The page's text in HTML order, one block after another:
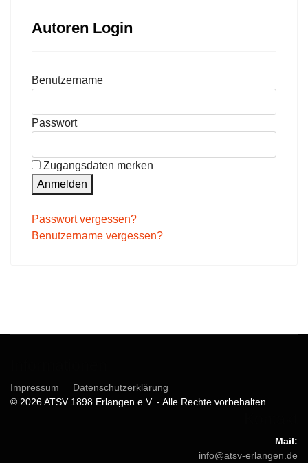
Autoren Login
Benutzername
Passwort
Zugangsdaten merken
Anmelden
Passwort vergessen?
Benutzername vergessen?
Impressum
Datenschutzerklärung
© 2026 ATSV 1898 Erlangen e.V. - Alle Rechte vorbehalten
Mail:
info@atsv-erlangen.de